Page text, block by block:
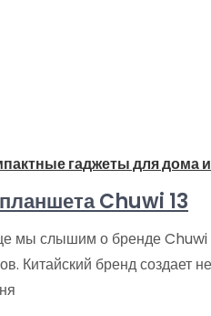
гаджеты для дома
Chuwi 13
мы слышим о бренде Chuwi
Китайский бренд создает